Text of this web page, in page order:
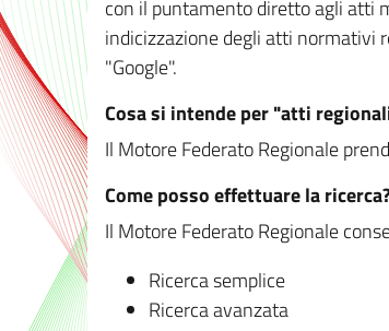
con il puntamento diretto agli atti
indicizzazione degli atti normativi
"Google".
Cosa si intende per "atti
Il Motore Federato Regionale
Come posso effettuare la
Il Motore Federato Regionale
Ricerca semplice
Ricerca avanzata